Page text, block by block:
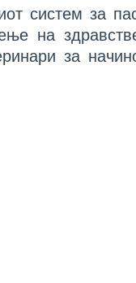
систем за
на
за